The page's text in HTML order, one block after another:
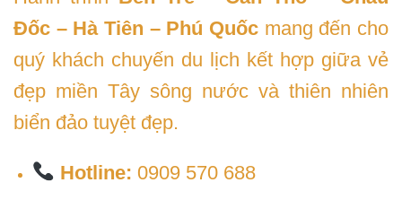
Đốc – Hà Tiên – Phú Quốc mang đến cho
quý khách chuyến du lịch kết hợp giữa vẻ
đẹp miền Tây sông nước và thiên nhiên
biển đảo tuyệt đẹp.
Hotline: 0909 570 688